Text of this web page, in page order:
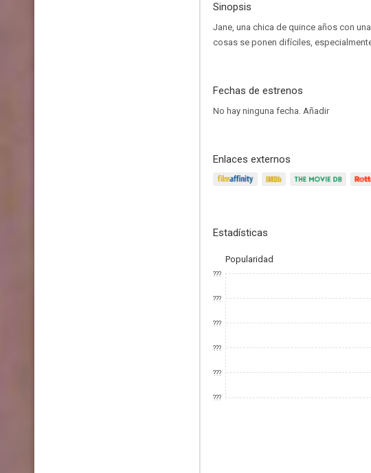
Sinopsis
Jane, una chica de quince años con
cosas se ponen difíciles,
Fechas de estrenos
No hay ninguna fecha. Añadir
Enlaces externos
Estadísticas
Popularidad
???
???
???
???
???
???